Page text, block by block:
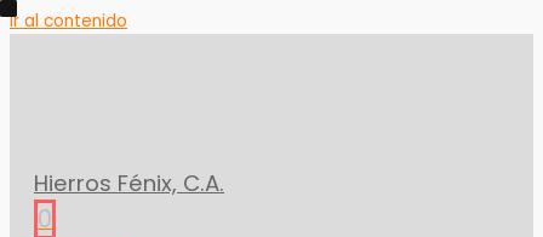
Ir al contenido
Hierros Fénix, C.A.
0